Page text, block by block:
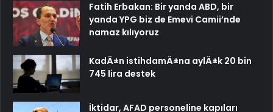
Fatih Erbakan: Bir yanda ABD, bir
yanda YPG biz de Emevi Camii’nde
namaz kılıyoruz
KadÄ±n istihdamÄ±na aylÄ±k 20 bin
745 lira destek
İktidar, AFAD personeline kapıları